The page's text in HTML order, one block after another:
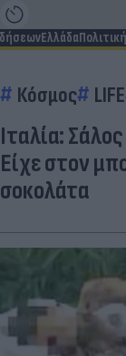
ΕλλάδαΠολιτική
Κόσμος LIFE
Ιταλία:
Είχε στον
σοκολάτα